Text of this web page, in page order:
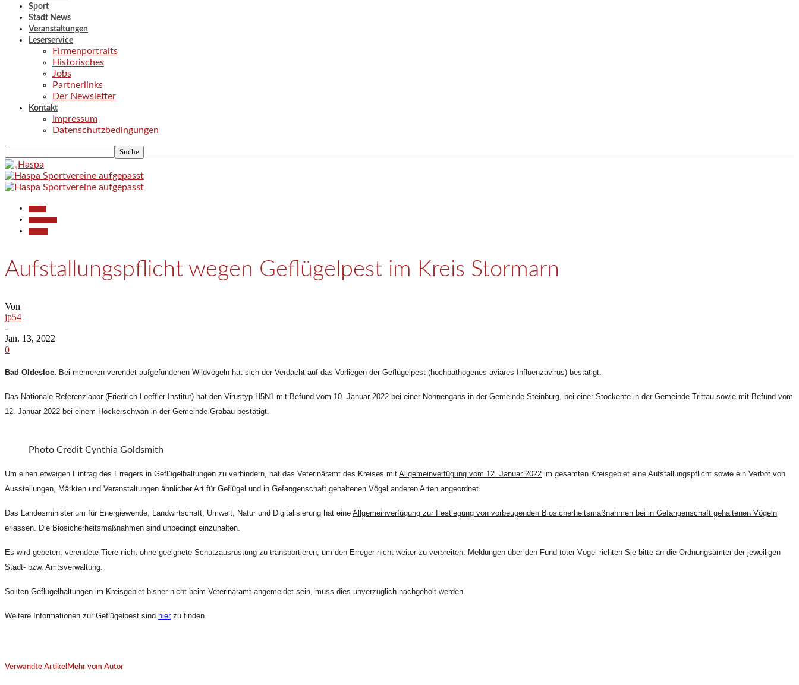
Sport
Stadt News
Veranstaltungen
Leserservice
Firmenportraits
Historisches
Jobs
Partnerlinks
Der Newsletter
Kontakt
Impressum
Datenschutzbedingungen
Aufstallungspflicht wegen Geflügelpest im Kreis Stormarn
Von
jp54
-
Jan. 13, 2022
0
Bad Oldesloe. Bei mehreren verendet aufgefundenen Wildvögeln hat sich der Verdacht auf das Vorliegen der Geflügelpest (hochpathogenes aviäres Influenzavirus) bestätigt.
Das Nationale Referenzlabor (Friedrich-Loeffler-Institut) hat den Virustyp H5N1 mit Befund vom 10. Januar 2022 bei einer Nonnengans in der Gemeinde Steinburg, bei einer Stockente in der Gemeinde Trittau sowie mit Befund vom
12. Januar 2022 bei einem Höckerschwan in der Gemeinde Grabau bestätigt.
Photo Credit Cynthia Goldsmith
Um einen etwaigen Eintrag des Erregers in Geflügelhaltungen zu verhindern, hat das Veterinäramt des Kreises mit Allgemeinverfügung vom 12. Januar 2022 im gesamten Kreisgebiet eine Aufstallungspflicht sowie ein Verbot von
Ausstellungen, Märkten und Veranstaltungen ähnlicher Art für Geflügel und in Gefangenschaft gehaltenen Vögel anderen Arten angeordnet.
Das Landesministerium für Energiewende, Landwirtschaft, Umwelt, Natur und Digitalisierung hat eine Allgemeinverfügung zur Festlegung von vorbeugenden Biosicherheitsmaßnahmen bei in Gefangenschaft gehaltenen Vögeln
erlassen. Die Biosicherheitsmaßnahmen sind unbedingt einzuhalten.
Es wird gebeten, verendete Tiere nicht ohne geeignete Schutzausrüstung zu transportieren, um den Erreger nicht weiter zu verbreiten. Meldungen über den Fund toter Vögel richten Sie bitte an die Ordnungsämter der jeweiligen
Stadt- bzw. Amtsverwaltung.
Sollten Geflügelhaltungen im Kreisgebiet bisher nicht beim Veterinäramt angemeldet sein, muss dies unverzüglich nachgeholt werden.
Weitere Informationen zur Geflügelpest sind hierzu finden.
Verwandte Artikel Mehr vom Autor